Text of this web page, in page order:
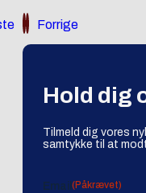
Forrige
Hold dig
Tilmeld dig vores
samtykke til at
Email (Påkrævet)